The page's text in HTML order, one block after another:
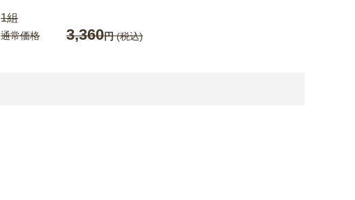
1組
通常価格 3,360円(税込)